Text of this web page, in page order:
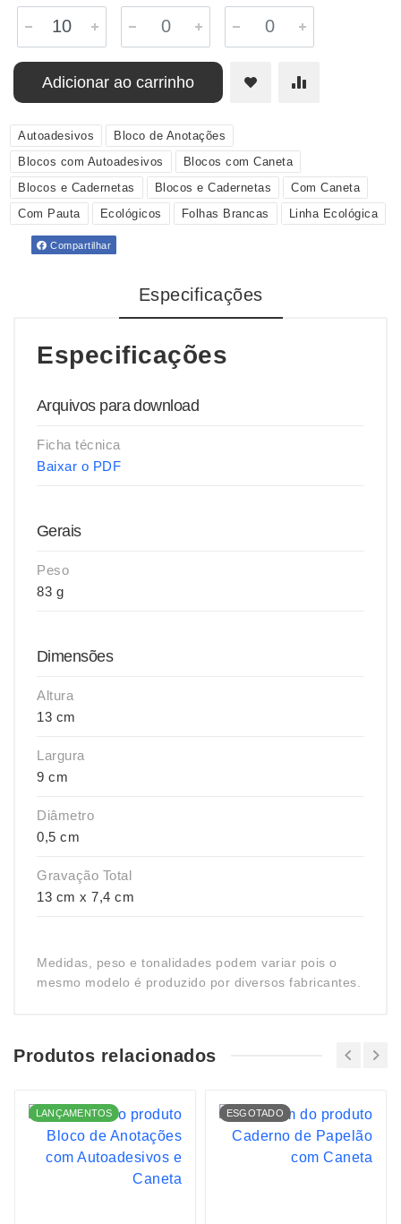
Adicionar ao carrinho
Autoadesivos
Bloco de Anotações
Blocos com Autoadesivos
Blocos com Caneta
Blocos e Cadernetas
Blocos e Cadernetas
Com Caneta
Com Pauta
Ecológicos Folhas Brancas Linha Ecológica
Compartilhar
Especificações
Especificações
Arquivos para download
Ficha técnica
Baixar o PDF
Gerais
Peso
83 g
Dimensões
Altura
13 cm
Largura
9 cm
Diâmetro
0,5 cm
Gravação Total
13 cm x 7,4 cm
Medidas, peso e tonalidades podem variar pois o
mesmo modelo é produzido por diversos fabricantes.
Produtos relacionados
LANÇAMENTOS ESGOTADO